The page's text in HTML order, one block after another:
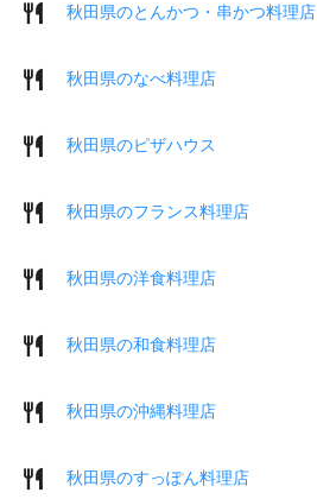
秋田県のとんかつ・串かつ料理店
秋田県のなべ料理店
秋田県のピザハウス
秋田県のフランス料理店
秋田県の洋食料理店
秋田県の和食料理店
秋田県の沖縄料理店
秋田県のすっぽん料理店